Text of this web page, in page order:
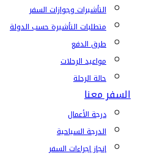
التأشيرات وجوازات السفر
متطلبات التأشيرة حسب الدولة
طرق الدفع
مواعيد الرحلات
حالة الرحلة
السفر معنا
درجة الأعمال
الدرجة السياحية
إنجاز إجراءات السفر